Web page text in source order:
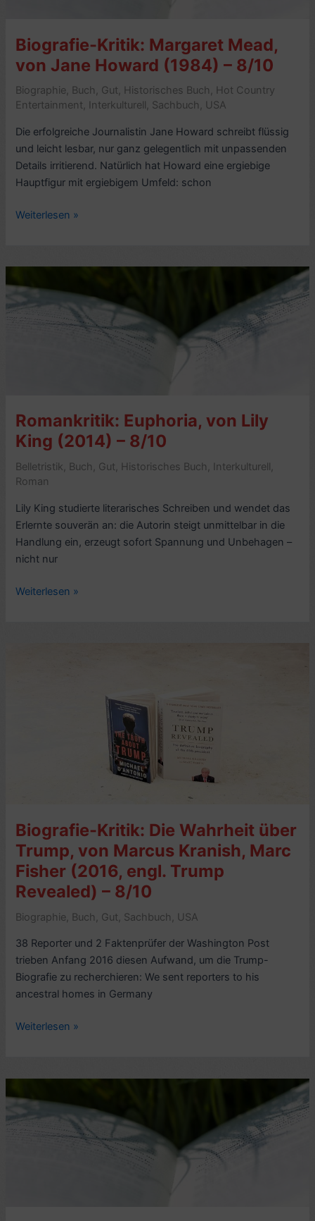
Here)
8/10
Biografie-Kritik: Margaret Mead,
von Jane Howard (1984) – 8/10
Biographie, Buch , Gut, Historisches Buch , Hot Country
Entertainment, Interkulturell , Sachbuch , USA
Die erfolgreiche Journalistin Jane Howard schreibt flüssig
und leicht lesbar, nur ganz gelegentlich mit unpassenden
Details irritierend. Natürlich hat Howard eine ergiebige
Hauptfigur mit ergiebigem Umfeld: schon
Biografie-
Mead,
Howard
Weiterlesen »
Romankritik: Euphoria, von Lily
King (2014) – 8/10
Belletristik, Buch , Gut, Historisches Buch , Interkulturell,
Roman
Lily King studierte literarisches Schreiben und wendet das
Erlernte souverän an: die Autorin steigt unmittelbar in die
Handlung ein, erzeugt sofort Spannung und Unbehagen –
nicht nur
Romankritik:
Weiterlesen »
Biografie-Kritik: Die Wahrheit über
Trump, von Marcus Kranish, Marc
Fisher (2016, engl. Trump
Revealed) – 8/10
Biographie, Buch , Gut, Sachbuch , USA
38 Reporter und 2 Faktenprüfer der Washington Post
trieben Anfang 2016 diesen Aufwand, um die Trump-
Biografie zu recherchieren: We sent reporters to his
ancestral homes in Germany
Biografie-
Wahrheit
von
Weiterlesen »